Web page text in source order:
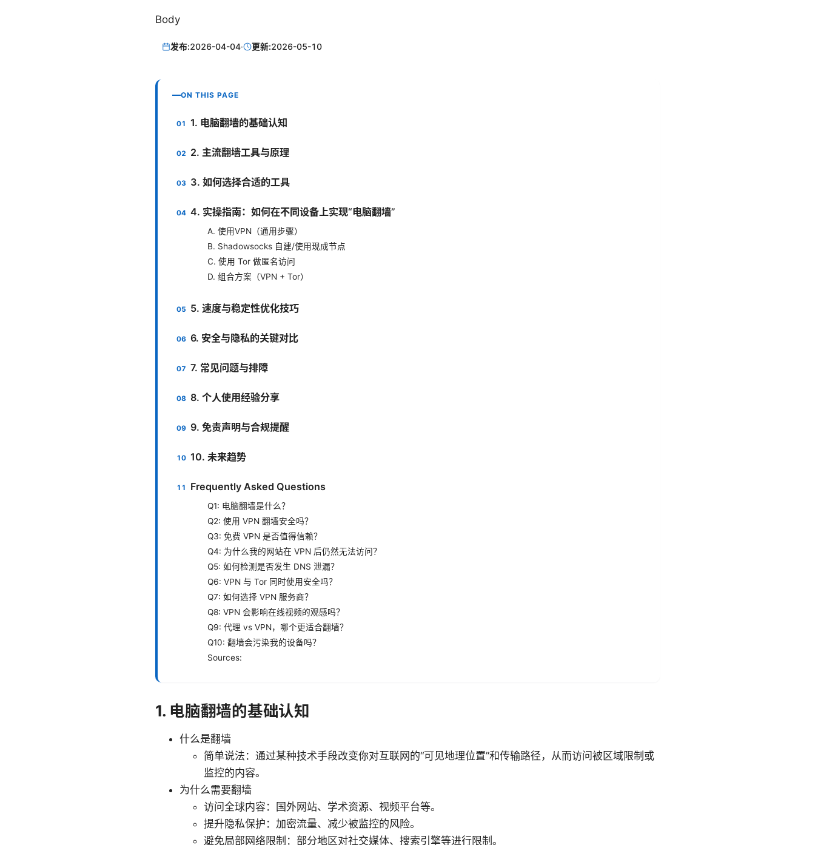
Body
发布:2026-04-04· 更新:2026-05-10
ON THIS PAGE
1. 电脑翻墙的基础认知
2. 主流翻墙工具与原理
3. 如何选择合适的工具
4. 实操指南：如何在不同设备上实现“电脑翻墙”
A. 使用VPN（通用步骤）
B. Shadowsocks 自建/使用现成节点
C. 使用 Tor 做匿名访问
D. 组合方案（VPN + Tor）
5. 速度与稳定性优化技巧
6. 安全与隐私的关键对比
7. 常见问题与排障
8. 个人使用经验分享
9. 免责声明与合规提醒
10. 未来趋势
Frequently Asked Questions
Q1: 电脑翻墙是什么？
Q2: 使用 VPN 翻墙安全吗？
Q3: 免费 VPN 是否值得信赖？
Q4: 为什么我的网站在 VPN 后仍然无法访问？
Q5: 如何检测是否发生 DNS 泄漏？
Q6: VPN 与 Tor 同时使用安全吗？
Q7: 如何选择 VPN 服务商？
Q8: VPN 会影响在线视频的观感吗？
Q9: 代理 vs VPN，哪个更适合翻墙？
Q10: 翻墙会污染我的设备吗？
Sources:
1. 电脑翻墙的基础认知
什么是翻墙
简单说法：通过某种技术手段改变你对互联网的“可见地理位置”和传输路径，从而访问被区域限制或
监控的内容。
为什么需要翻墙
访问全球内容：国外网站、学术资源、视频平台等。
提升隐私保护：加密流量、减少被监控的风险。
避免局部网络限制：部分地区对社交媒体、搜索引擎等进行限制。